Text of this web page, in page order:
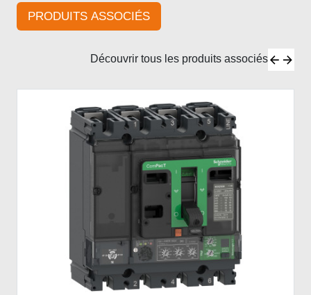
PRODUITS ASSOCIÉS
Découvrir tous les produits associés